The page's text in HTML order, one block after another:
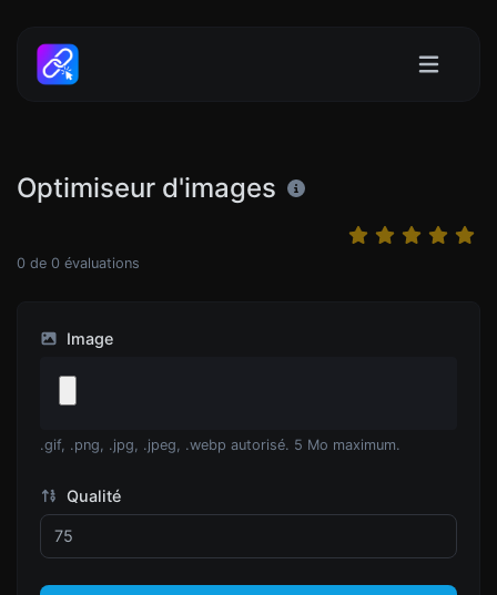
Optimiseur d'images
0 de 0 évaluations
Image
.gif, .png, .jpg, .jpeg, .webp autorisé. 5 Mo maximum.
Qualité